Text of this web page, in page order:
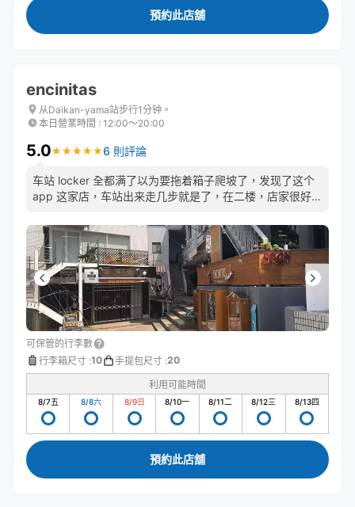
預約此店舖
encinitas
从Daikan-yama站步行1分钟。
本日營業時間 : 12:00〜20:00
5.0★ ★ ★ ★ ★
★ ★ ★ ★ ★6 則評論
车站 locker 全都满了以为要拖着箱子爬坡了，发现了这个
app 这家店，车站出来走几步就是了，在二楼，店家很好，
可保管的行李數
行李箱尺寸 :10 手提包尺寸 :20
利用可能時間
8/7五 8/8六 8/9日 8/10一 8/11二 8/12三 8/13四
預約此店舖